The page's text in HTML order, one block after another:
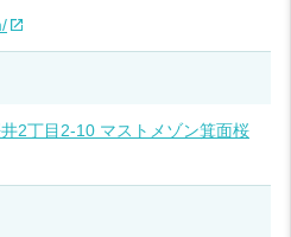
2丁目2-10 マストメゾン箕面桜